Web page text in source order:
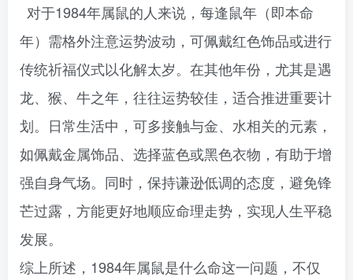
对于1984年属鼠的人来说，每逢鼠年（即本命
年）需格外注意运势波动，可佩戴红色饰品或进行
传统祈福仪式以化解太岁。在其他年份，尤其是遇
龙、猴、牛之年，往往运势较佳，适合推进重要计
划。日常生活中，可多接触与金、水相关的元素，
如佩戴金属饰品、选择蓝色或黑色衣物，有助于增
强自身气场。同时，保持谦逊低调的态度，避免锋
芒过露，方能更好地顺应命理走势，实现人生平稳
发展。
综上所述，1984年属鼠是什么命这一问题，不仅